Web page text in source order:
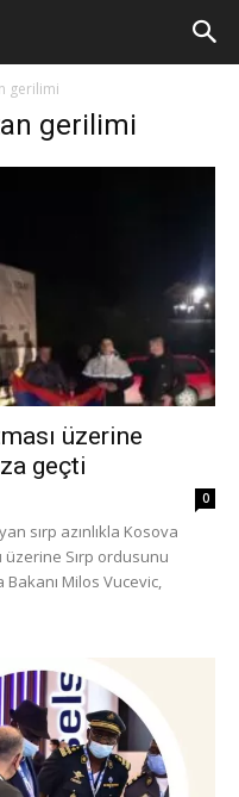
gerilimi
gerilimi
üzerine
geçti
0
sırp azınlıkla Kosova
üzerine Sırp ordusunu
Milos Vucevic,